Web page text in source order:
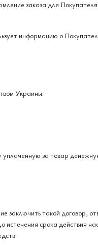
заказа для
информацию о
Украины.
за товар
заключить такой договор,
срока действия